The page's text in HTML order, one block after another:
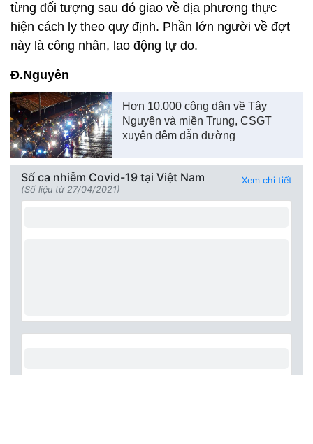
từng đối tượng sau đó giao về địa phương thực
hiện cách ly theo quy định. Phần lớn người về đợt
này là công nhân, lao động tự do.
Đ.Nguyên
Hơn 10.000 công dân về Tây
Nguyên và miền Trung, CSGT
xuyên đêm dẫn đường